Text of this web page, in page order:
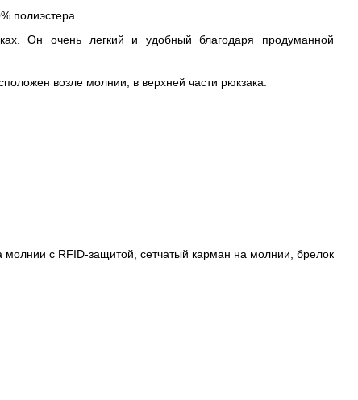
полиэстера.
Он очень легкий и удобный благодаря продуманной
возле молнии, в верхней части рюкзака.
молнии с RFID-защитой, сетчатый карман на молнии, брелок